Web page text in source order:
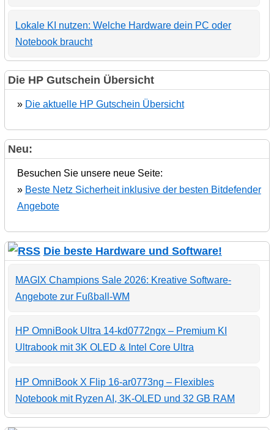
Lokale KI nutzen: Welche Hardware dein PC oder
Notebook braucht
Die HP Gutschein Übersicht
» Die aktuelle HP Gutschein Übersicht
Neu:
Besuchen Sie unsere neue Seite:
» Beste Netz Sicherheit inklusive der besten Bitdefender
Angebote
Die beste Hardware und Software!
MAGIX Champions Sale 2026: Kreative Software-
Angebote zur Fußball-WM
HP OmniBook Ultra 14-kd0772ngx – Premium KI
Ultrabook mit 3K OLED & Intel Core Ultra
HP OmniBook X Flip 16-ar0773ng – Flexibles
Notebook mit Ryzen AI, 3K-OLED und 32 GB RAM